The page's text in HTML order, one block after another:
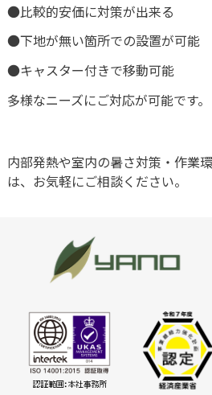
●比較的安価に対策が出来る
●下地が無い箇所での設置が可能
●キャスター付きで
多様なニーズにご対応が可能です。
内部発熱や室内の暑さ対策・作業
は、お気軽にご相談ください。